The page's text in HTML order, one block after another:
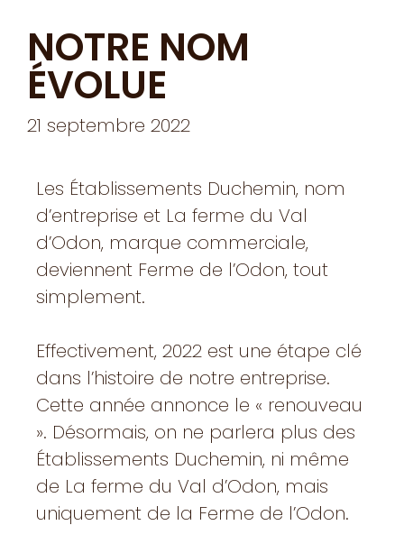
NOTRE NOM
ÉVOLUE
21 septembre 2022
Les Établissements Duchemin, nom
d’entreprise et La ferme du Val
d’Odon, marque commerciale,
deviennent Ferme de l’Odon, tout
simplement.
Effectivement, 2022 est une étape clé
dans l’histoire de notre entreprise.
Cette année annonce le « renouveau
». Désormais, on ne parlera plus des
Établissements Duchemin, ni même
de La ferme du Val d’Odon, mais
uniquement de la Ferme de l’Odon.